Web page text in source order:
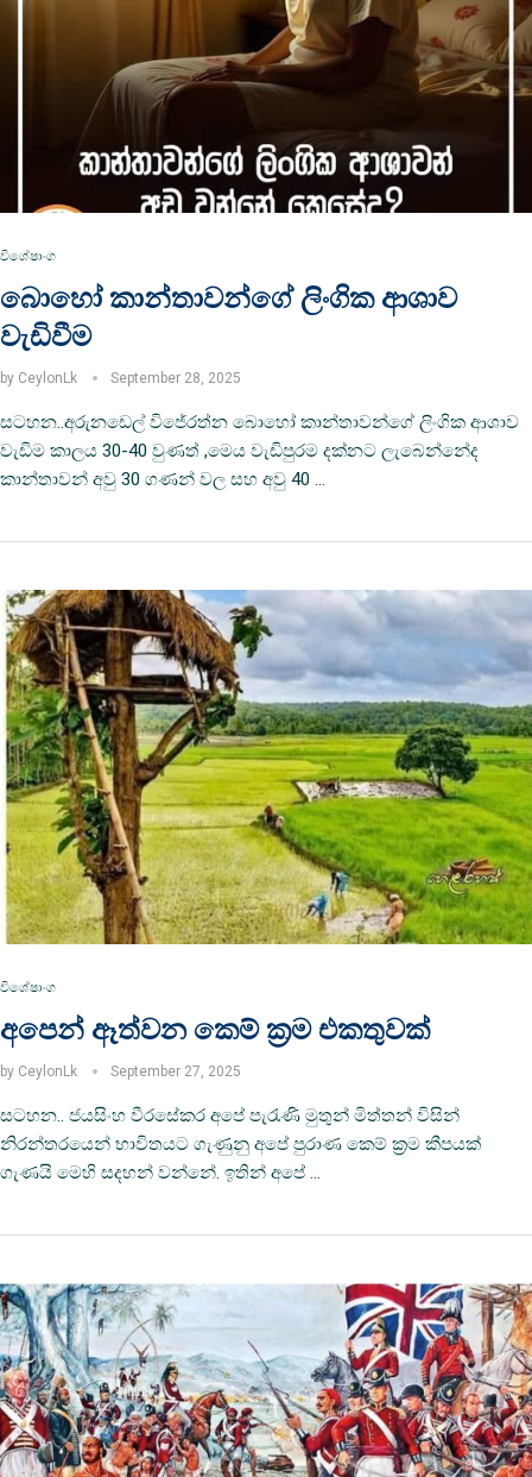
විශේෂාංග
බොහෝ කාන්තාවන්ගේ ලිංගික ආශාව
වැඩිවීම
by CeylonLk September 28, 2025
සටහන..අරුනඩෙල් විජේරත්න බොහෝ කාන්තාවන්ගේ ලිංගික ආශාව
වැඩිම කාලය 30-40 වුණත් ,මෙය වැඩිපුරම දක්නට ලැබෙන්නේද
කාන්තාවන් අවු 30 ගණන් වල සහ අවු 40 …
විශේෂාංග
අපෙන් ඈත්වන කෙම් ක්‍රම එකතුවක්
by CeylonLk September 27, 2025
සටහන.. ජයසිංහ වීරසේකර අපේ පැරැණි මුතුන් මිත්තන් විසින්
නිරන්තරයෙන් භාවිතයට ගැණුනු අපේ පුරාණ කෙම් ක්‍රම කීපයක්
ගැණයි මෙහි සදහන් වන්නේ. ඉතින් අපේ …